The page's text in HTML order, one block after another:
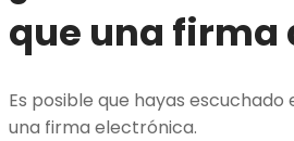
que una firma
Es posible que hayas
una firma electrónica.